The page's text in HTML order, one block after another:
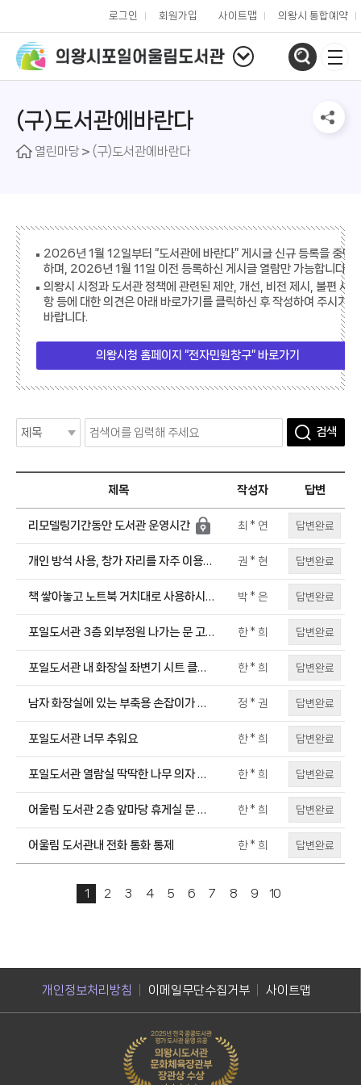
로그인 회원가입 사이트맵 의왕시 통합예약
(구)도서관에바란다
열린마당 (구)도서관에바란다
2026년 1월 12일부터 “도서관에 바란다” 게시글 신규 등록을 중단
하며, 2026년 1월 11일 이전 등록하신 게시글 열람만 가능합니다.
의왕시 시정과 도서관 정책에 관련된 제안, 개선, 비전 제시, 불편 사
항 등에 대한 의견은 아래 바로가기를 클릭하신 후 작성하여 주시기
바랍니다.
의왕시청 홈페이지 “전자민원창구” 바로가기
검색
제목 작성자 답변
리모델링기간동안 도서관 운영시간 최 * 연 답변완료
개인 방석 사용, 창가 자리를 자주 이용하
시는 이용자 관련 민원
권 * 현 답변완료
책 쌓아놓고 노트북 거치대로 사용하시는
분 계시는데 조치 부탁드립니다.
박 * 은 답변완료
포일도서관 3층 외부정원 나가는 문 고장
났습니다. 찬바람 솔솔들어옵니다.
한 * 희 답변완료
포일도서관 내 화장실 좌변기 시트 클리
너 부탁 요청합니다.
한 * 희 답변완료
남자 화장실에 있는 부축용 손잡이가 있
는 장애인용 소변기에서 물이 확 튀어서
나옵니다.
정 * 권 답변완료
포일도서관 너무 추워요 한 * 희 답변완료
포일도서관 열람실 딱딱한 나무 의자 교
체 바랍니다。
한 * 희 답변완료
어울림 도서관 2층 앞마당 휴게실 문 잠
겨있어요.
한 * 희 답변완료
어울림 도서관내 전화 통화 통제 한 * 희 답변완료
1 2 3 4 5 6 7 8 9 10
개인정보처리방침 이메일무단수집거부 사이트맵